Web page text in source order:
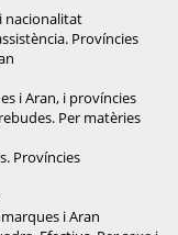
nacionalitat
Províncies
i Aran, i províncies
Per matèries
Províncies
i Aran